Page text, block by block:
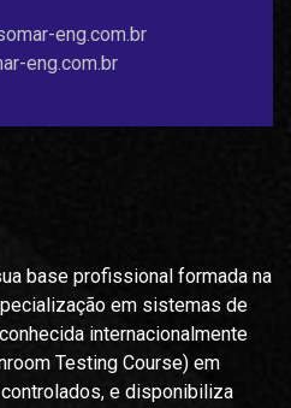
eng.com.br
eng.com.br
base profissional formada na
em sistemas de
internacionalmente
Testing Course) em
e disponibiliza